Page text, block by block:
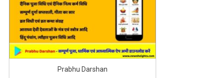
Prabhu Darshan